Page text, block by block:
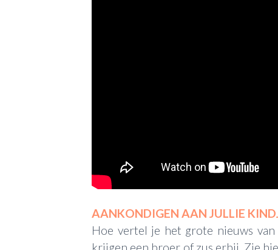
AANKONDIGEN AAN JULLIE
Hoe vertel je het grote nieuws van
krijgen een broer of zus erbij. Zie